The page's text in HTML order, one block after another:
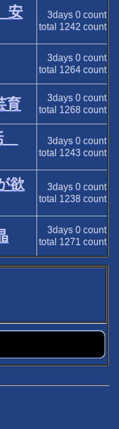
安
3days 0count
total 1242 count
3days 0count
total 1264count
育 3days 0count
total 1268count
3days 0count
total 1243count
欲
3days 0count
total 1238count
3days 0count
total 1271 count